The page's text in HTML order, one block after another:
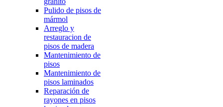
Pulido de pisos de
mármol
Arreglo y
restauracion de
pisos de madera
Mantenimiento de
pisos
Mantenimiento de
pisos laminados
Reparación de
rayones en pisos